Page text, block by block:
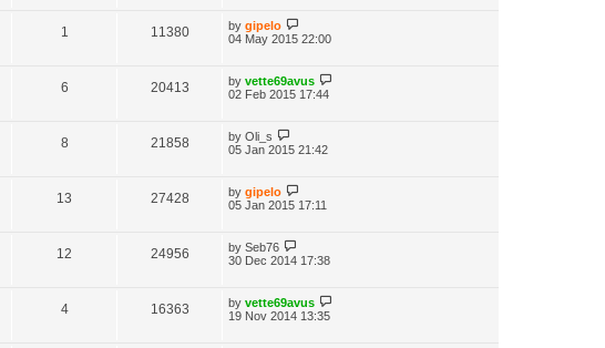
1 11380 by gipelo
04 May 2015 22:00
6 20413 by vette69avus
02 Feb 2015 17:44
8 21858 by Oli_s
05 Jan 2015 21:42
13 27428 by gipelo
05 Jan 2015 17:11
12 24956 by Seb76
30 Dec 2014 17:38
4 16363 by vette69avus
19 Nov 2014 13:35